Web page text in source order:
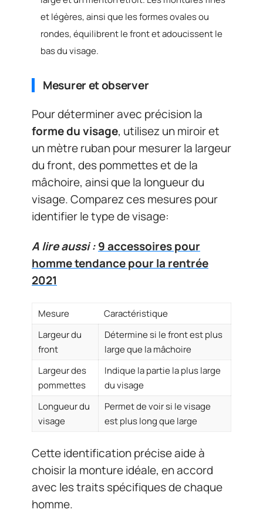
et légères, ainsi que les formes ovales ou
rondes, équilibrent le front et adoucissent le
bas du visage.
Mesurer et observer
Pour déterminer avec précision la
forme du visage, utilisez un miroir et
un mètre ruban pour mesurer la largeur
du front, des pommettes et de la
mâchoire, ainsi que la longueur du
visage. Comparez ces mesures pour
identifier le type de visage:
A lire aussi :9 accessoires pour
homme tendance pour la rentrée
2021
Mesure
Caractéristique
Largeur du
front
Détermine si le front est plus
large que la mâchoire
Largeur des
pommettes
Indique la partie la plus large
du visage
Longueur du
visage
Permet de voir si le visage
est plus long que large
Cette identification précise aide à
choisir la monture idéale, en accord
avec les traits spécifiques de chaque
homme.